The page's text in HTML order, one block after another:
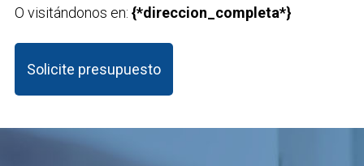
O visitándonos en: {*direccion_completa*}
Solicite presupuesto